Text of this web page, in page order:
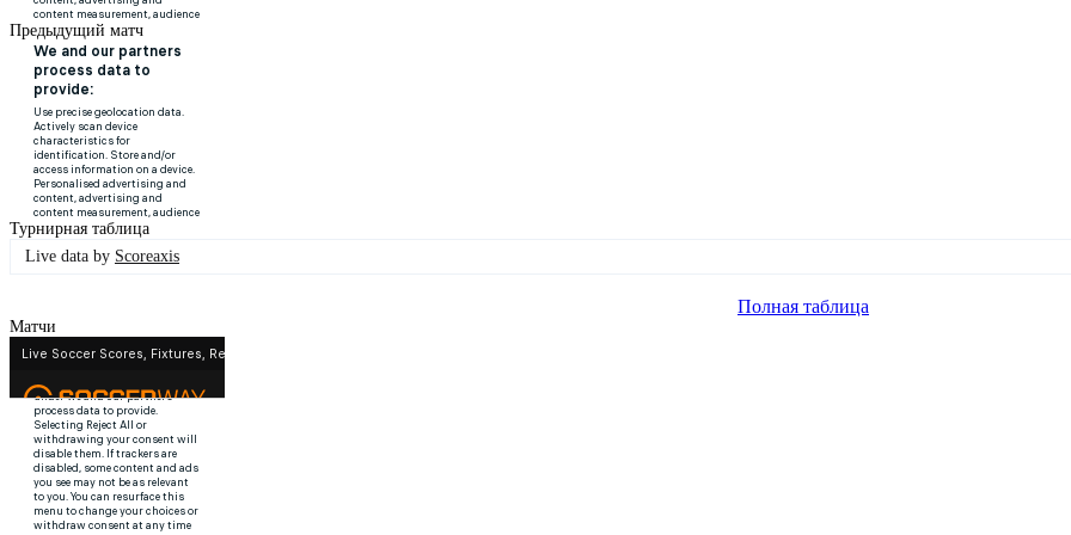
Предыдущий матч
Турнирная таблица
Live data by Scoreaxis
Полная таблица
Матчи